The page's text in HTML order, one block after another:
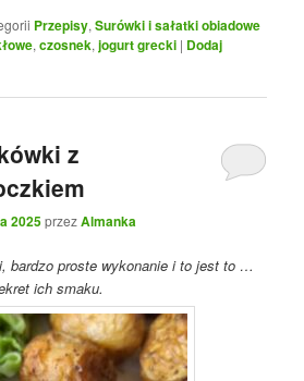
Przepisy,Surówki i sałatki obiadowe
,czosnek,jogurt grecki | Dodaj
z
2025przezAlmanka
bardzo proste wykonanie i to jest to …
ich smaku.